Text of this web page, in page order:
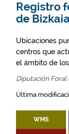
Registro
de Bizkaia
Ubicaciones
centros que
el ámbito de
Diputación Foral
Última
WMS